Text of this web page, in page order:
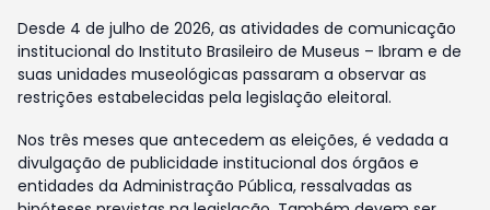
Desde 4 de julho de 2026, as atividades de comunicação
institucional do Instituto Brasileiro de Museus – Ibram e de
suas unidades museológicas passaram a observar as
restrições estabelecidas pela legislação eleitoral.
Nos três meses que antecedem as eleições, é vedada a
divulgação de publicidade institucional dos órgãos e
entidades da Administração Pública, ressalvadas as